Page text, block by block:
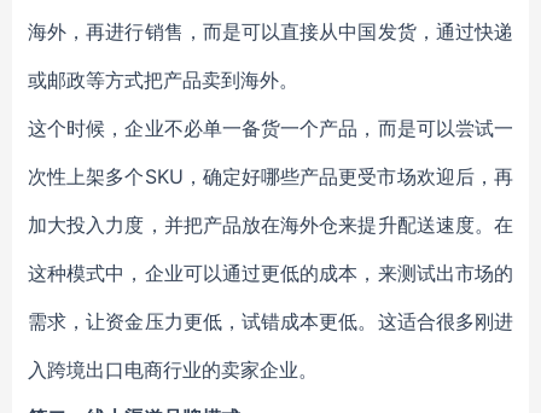
海外，再进行销售，而是可以直接从中国发货，通过快递
或邮政等方式把产品卖到海外。
这个时候，企业不必单一备货一个产品，而是可以尝试一
次性上架多个SKU，确定好哪些产品更受市场欢迎后，再
加大投入力度，并把产品放在海外仓来提升配送速度。在
这种模式中，企业可以通过更低的成本，来测试出市场的
需求，让资金压力更低，试错成本更低。这适合很多刚进
入跨境出口电商行业的卖家企业。